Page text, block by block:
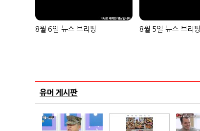
8월 6일 뉴스 브리핑 8월 5일 뉴스 브리핑
유머 게시판